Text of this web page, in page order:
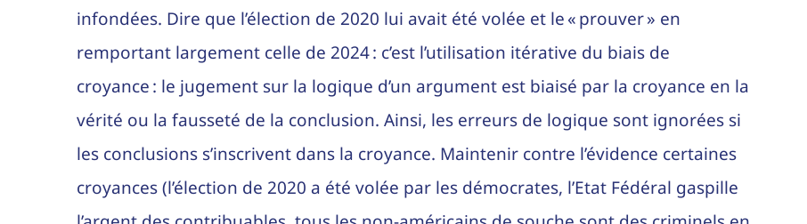
infondées. Dire que l’élection de 2020 lui avait été volée et le « prouver » en
remportant largement celle de 2024 : c’est l’utilisation itérative du biais de
croyance : le jugement sur la logique d’un argument est biaisé par la croyance en la
vérité ou la fausseté de la conclusion. Ainsi, les erreurs de logique sont ignorées si
les conclusions s’inscrivent dans la croyance. Maintenir contre l’évidence certaines
croyances (l’élection de 2020 a été volée par les démocrates, l’Etat Fédéral gaspille